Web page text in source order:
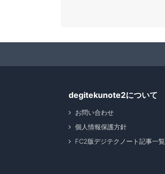
degitekunote2について
お問い合わせ
個人情報保護方針
FC2版デジテクノート記事一覧